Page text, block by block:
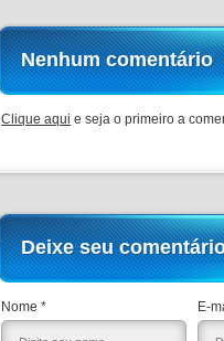
Nenhum comentário
Clique aqui e seja o primeiro a
Deixe seu
Nome * E-